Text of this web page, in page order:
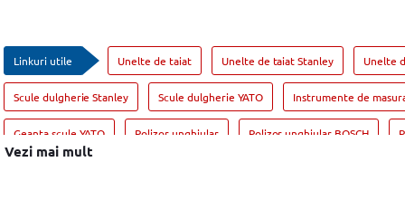
Linkuri utile Unelte de taiat Unelte de taiat Stanley Unelte
Scule dulgherie Stanley Scule dulgherie YATO Instrumente de
Geanta scule YATO Polizor unghiular Polizor unghiular BOSCH
Vezi mai mult